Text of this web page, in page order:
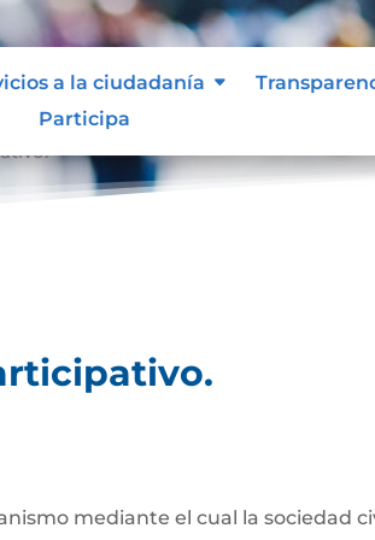
a la ciudadanía
Participa
mediante el cual la sociedad